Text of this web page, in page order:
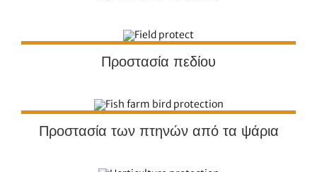
Προστασία πεδίου
Προστασία των πτηνών από τα ψάρια